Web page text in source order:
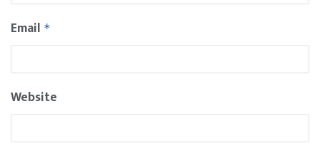
Email *
Website